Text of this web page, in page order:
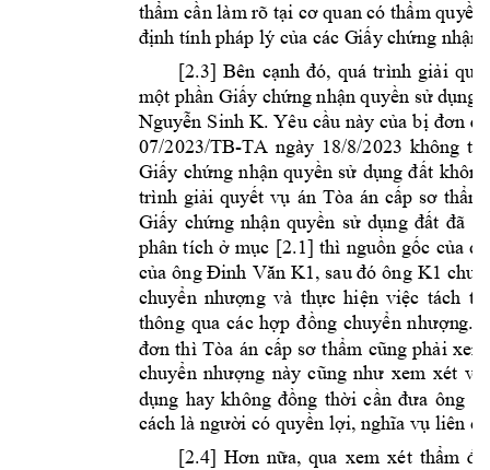
thẩm cần làm rõ tại cơ quan có thẩm quyền
định tính pháp lý của các Giấy chứng nhận
[2.3] Bên cạnh đó, quá trình giải q
một phần Giấy chứng nhận quyền sử dụng
Nguyễn Sinh K. Yêu cầu này của bị đơn
07/2023/TB-TA ngày 18/8/2023 không
Giấy chứng nhận quyền sử dụng đất
trình giải quyết vụ án Tòa án cấp sơ thẩm
Giấy chứng nhận quyền sử dụng đất đã
phân tích ở mục [2.1] thì nguồn gốc của
của ông Đinh Văn K1, sau đó ông K1
chuyển nhượng và thực hiện việc tách
thông qua các hợp đồng chuyển nhượng.
đơn thì Tòa án cấp sơ thẩm cũng phải
chuyển nhượng này cũng như xem xét v
dụng hay không đồng thời cần đưa ông
cách là người có quyền lợi, nghĩa vụ liên
[2.4] Hơn nữa, qua xem xét thẩm